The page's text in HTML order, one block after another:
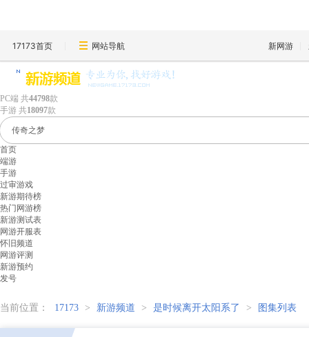
17173首页 网站导航 新网游
PC端 共44798款
手游 共18097款
首页
端游
手游
过审游戏
新游期待榜
热门网游榜
新游测试表
网游开服表
怀旧频道
网游评测
新游预约
发号
当前位置： 17173 > 新游频道 > 是时候离开太阳系了 > 图集列表